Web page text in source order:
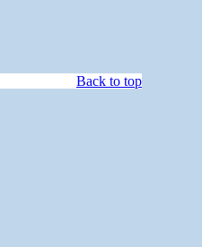
Back to top